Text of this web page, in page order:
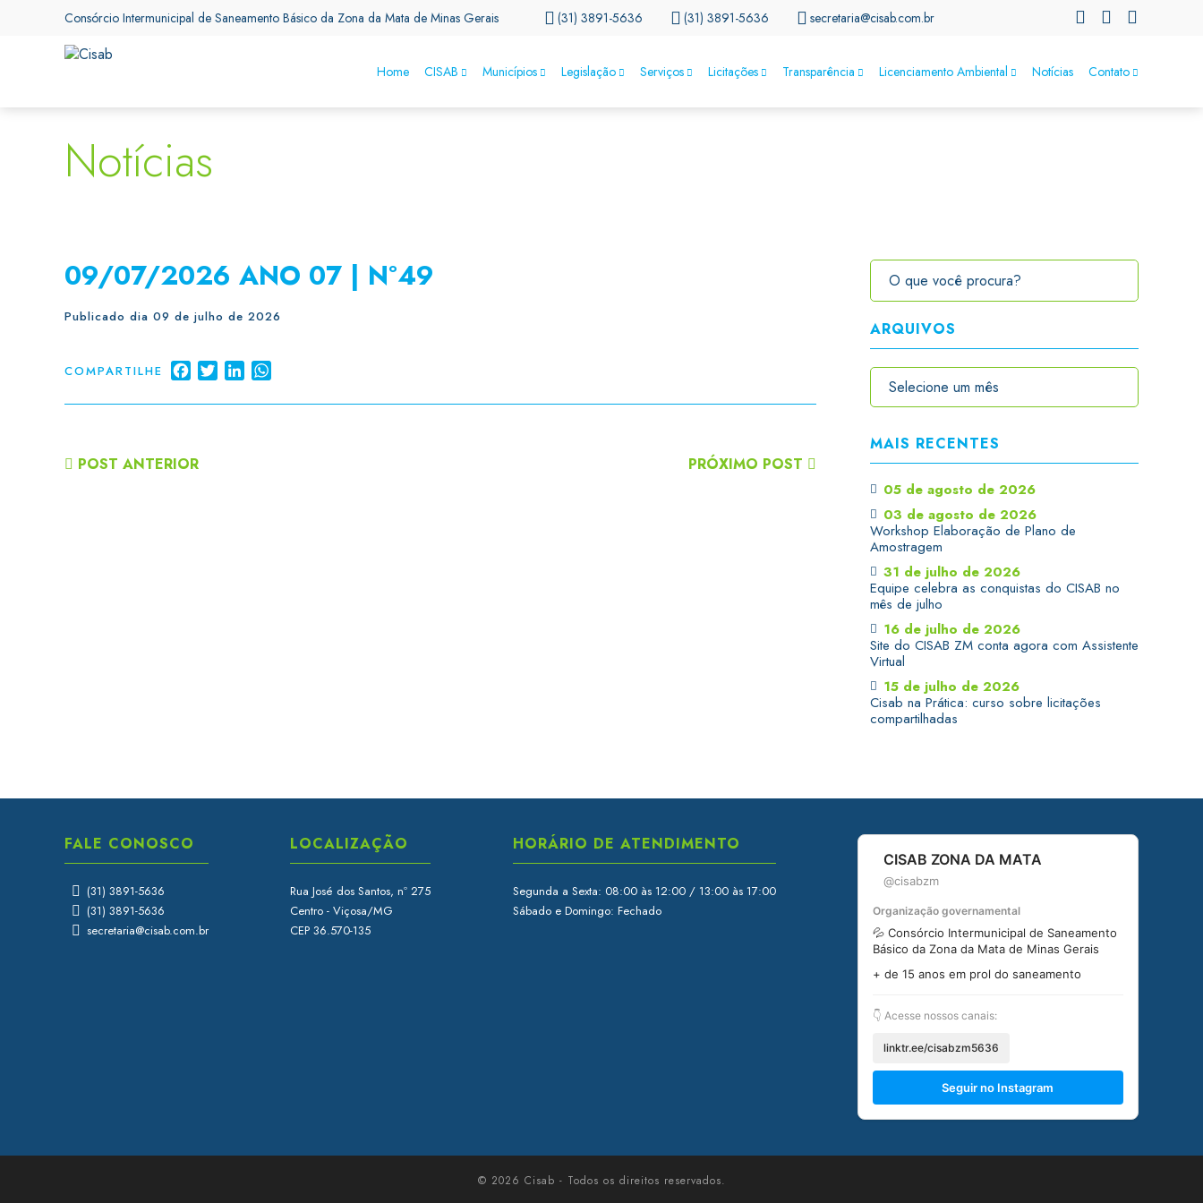
Consórcio Intermunicipal de Saneamento Básico da Zona da Mata de Minas Gerais (31) 3891-5636 (31) 3891-5636 secretaria@cisab.com.br
Home CISAB Municípios Legislação Serviços Licitações Transparência Licenciamento Ambiental Notícias Contato
Notícias
09/07/2026 ANO 07 | N°49
Publicado dia 09 de julho de 2026
COMPARTILHE FacebookTwitterLinkedIn
POST ANTERIOR PRÓXIMO POST
ARQUIVOS
MAIS RECENTES
05 de agosto de 2026
03 de agosto de 2026
Workshop Elaboração de Plano de
Amostragem
31 de julho de 2026
Equipe celebra as conquistas do CISAB no
mês de julho
16 de julho de 2026
Site do CISAB ZM conta agora com Assistente
Virtual
15 de julho de 2026
Cisab na Prática: curso sobre licitações
compartilhadas
FALE CONOSCO
(31) 3891-5636
(31) 3891-5636
secretaria@cisab.com.br
LOCALIZAÇÃO
Rua José dos Santos, nº 275
Centro - Viçosa/MG
CEP 36.570-135
HORÁRIO DE ATENDIMENTO
Segunda a Sexta: 08:00 às 12:00 / 13:00 às 17:00
Sábado e Domingo: Fechado
CISAB ZONA DA MATA
@cisabzm
Organização governamental
💦 Consórcio Intermunicipal de Saneamento
Básico da Zona da Mata de Minas Gerais
+ de 15 anos em prol do saneamento
👇 Acesse nossos canais:
linktr.ee/cisabzm5636
Seguir no Instagram
© 2026 Cisab - Todos os direitos reservados.